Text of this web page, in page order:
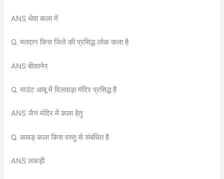
ANS थेवा कला में
Q. मतदान किस जिले की प्रसिद्ध लोक कला है
ANS बीकानेर
Q. माउंट आबू में दिलवाड़ा मंदिर प्रसिद्ध है
ANS जैन मंदिर में कला हेतु
Q. कावड़ कला किस वस्तु से संबंधित है
ANS लकड़ी